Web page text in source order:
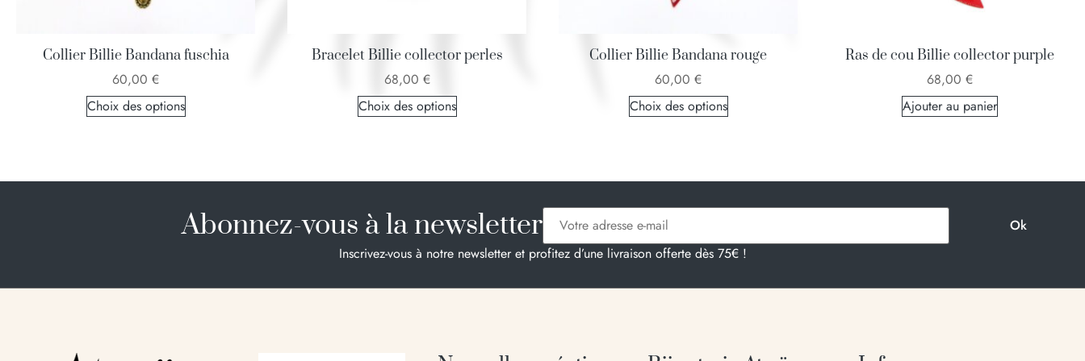
Collier Billie Bandana fuschia
60,00 €
Choix des options
Bracelet Billie collector perles
68,00 €
Choix des options
Collier Billie Bandana rouge
60,00 €
Choix des options
Ras de cou Billie collector purple
68,00 €
Ajouter au panier
Abonnez-vous à la newsletter
Inscrivez-vous à notre newsletter et profitez d’une livraison offerte dès 75€ !